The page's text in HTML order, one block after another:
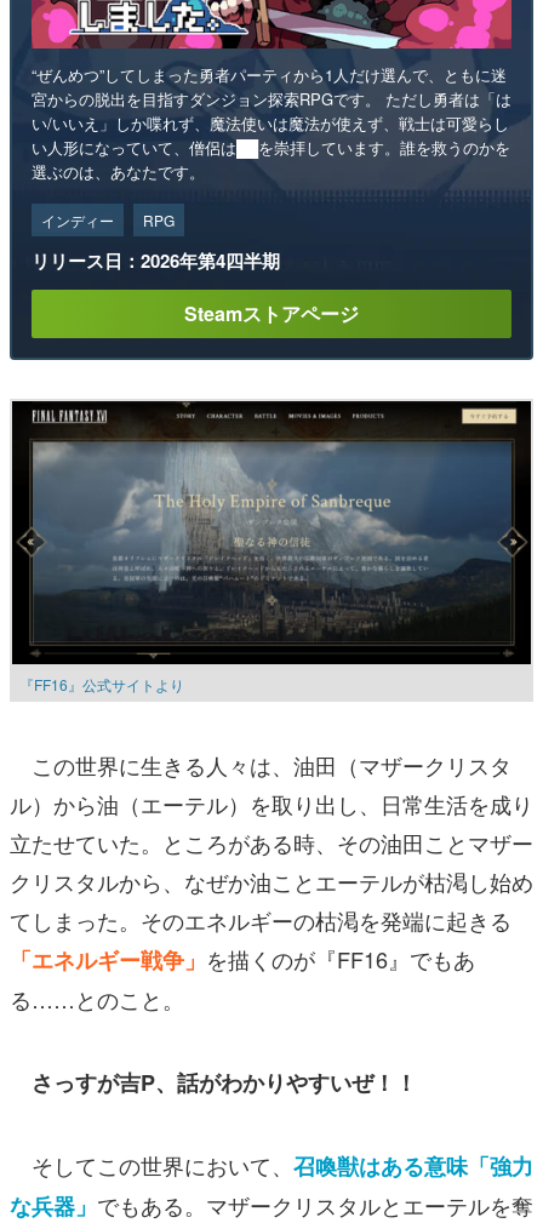
“ぜんめつ”してしまった勇者パーティから1人だけ選んで、ともに迷
宮からの脱出を目指すダンジョン探索RPGです。 ただし勇者は「は
い/いいえ」しか喋れず、魔法使いは魔法が使えず、戦士は可愛らし
い人形になっていて、僧侶は██を崇拝しています。誰を救うのかを
選ぶのは、あなたです。
インディー RPG
リリース日：2026年第4四半期
Steamストアページ
『FF16』公式サイトより
この世界に生きる人々は、油田（マザークリスタ
ル）から油（エーテル）を取り出し、日常生活を成り
立たせていた。ところがある時、その油田ことマザー
クリスタルから、なぜか油ことエーテルが枯渇し始め
てしまった。そのエネルギーの枯渇を発端に起きる
「エネルギー戦争」 を描くのが『FF16』でもあ
る……とのこと。
さっすが吉P、話がわかりやすいぜ！！
そしてこの世界において、 召喚獣はある意味「強力
な兵器」 でもある。マザークリスタルとエーテルを奪